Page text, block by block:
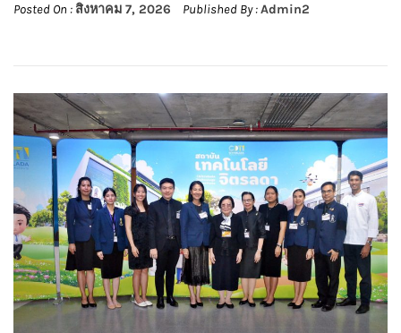
Posted On : สิงหาคม 7, 2026 Published By :Admin2